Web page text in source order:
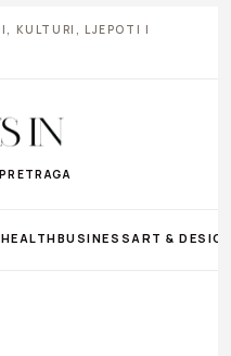
KULTURI, LJEPOTI I
PRETRAGA
BUSINESS ART &